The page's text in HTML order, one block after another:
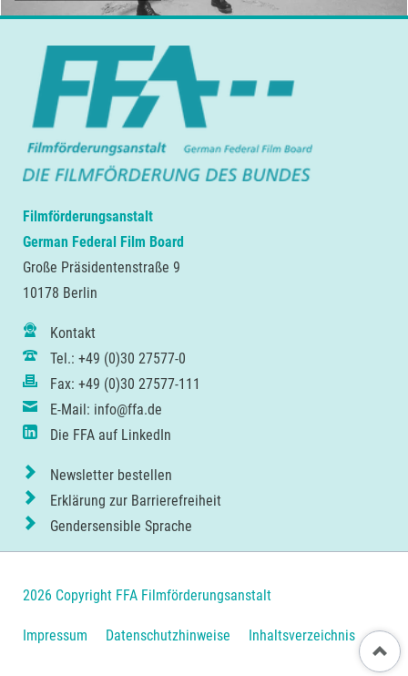
Filmförderungsanstalt
German Federal Film Board
Große Präsidentenstraße 9
10178 Berlin
Kontakt
Tel.: +49 (0)30 27577-0
Fax: +49 (0)30 27577-111
E-Mail: info@ffa.de
Die FFA auf LinkedIn
Newsletter bestellen
Erklärung zur Barrierefreiheit
Gendersensible Sprache
2026 Copyright FFA Filmförderungsanstalt
Navigation
Impressum Datenschutzhinweise Inhaltsverzeichnis Nach